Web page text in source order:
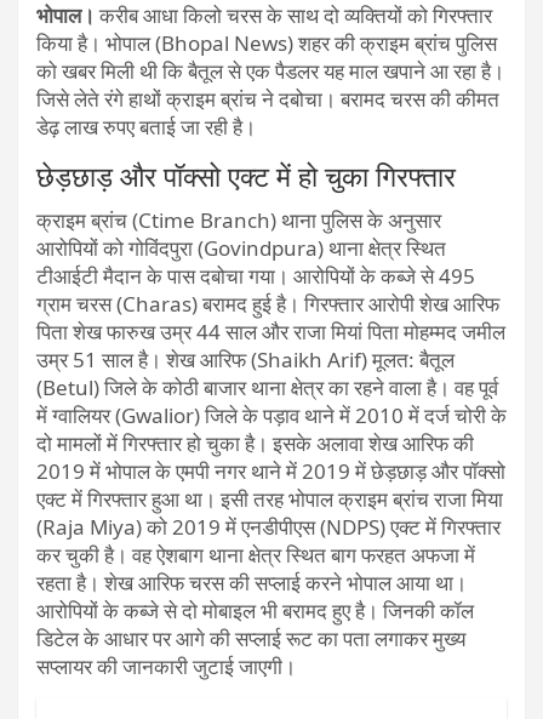
भोपाल। करीब आधा किलो चरस के साथ दो व्यक्तियों को गिरफ्तार
किया है। भोपाल (Bhopal News) शहर की क्राइम ब्रांच पुलिस
को खबर मिली थी कि बैतूल से एक पैडलर यह माल खपाने आ रहा है।
जिसे लेते रंगे हाथों क्राइम ब्रांच ने दबोचा। बरामद चरस की कीमत
डेढ़ लाख रुपए बताई जा रही है।
छेड़छाड़ और पॉक्सो एक्ट में हो चुका गिरफ्तार
क्राइम ​ब्रांच (Ctime Branch) थाना पुलिस के अनुसार
आरोपियों को गोविंदपुरा (Govindpura) थाना क्षेत्र स्थित
टीआईटी मैदान के पास दबोचा गया। आरोपियों के कब्जे से 495
ग्राम चरस (Charas) बरामद हुई है। गिरफ्तार आरोपी शेख आरिफ
पिता शेख फारुख उम्र 44 साल और राजा मियां पिता मोहम्मद जमील
उम्र 51 साल है। शेख आरिफ (Shaikh Arif) मूलत: बैतूल
(Betul) जिले के कोठी बाजार थाना क्षेत्र का रहने वाला है। वह पूर्व
में ग्वालियर (Gwalior) जिले के पड़ाव थाने में 2010 में दर्ज चोरी के
दो मामलों में गिरफ्तार हो चुका है। इसके अलावा शेख आरिफ की
2019 में भोपाल के एमपी नगर थाने में 2019 में छेड़छाड़ और पॉक्सो
एक्ट में गिरफ्तार हुआ था। इसी तरह भोपाल क्राइम ब्रांच राजा मिया
(Raja Miya) को 2019 में एनडीपीएस (NDPS) एक्ट में गिरफ्तार
कर चुकी है। वह ऐशबाग थाना क्षेत्र स्थित बाग फरहत अफजा में
रहता है। शेख आरिफ चरस की सप्लाई करने भोपाल आया था।
आरोपियों के कब्जे से दो मोबाइल भी बरामद हुए है। जिनकी कॉल
डिटेल के आधार पर आगे की सप्लाई रूट का पता लगाकर मुख्य
सप्लायर की जानकारी जुटाई जाएगी।